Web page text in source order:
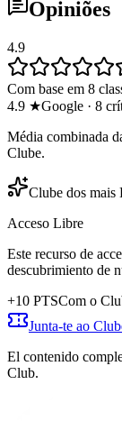
Opiniões
4.9
Com base em 8
4.9 ★Google · 8
Média combinada
Clube.
Clube dos mais
Acceso Libre
Este recurso de
descubrimiento de
+10 PTSCom o
Junta-te ao
El contenido
Club.